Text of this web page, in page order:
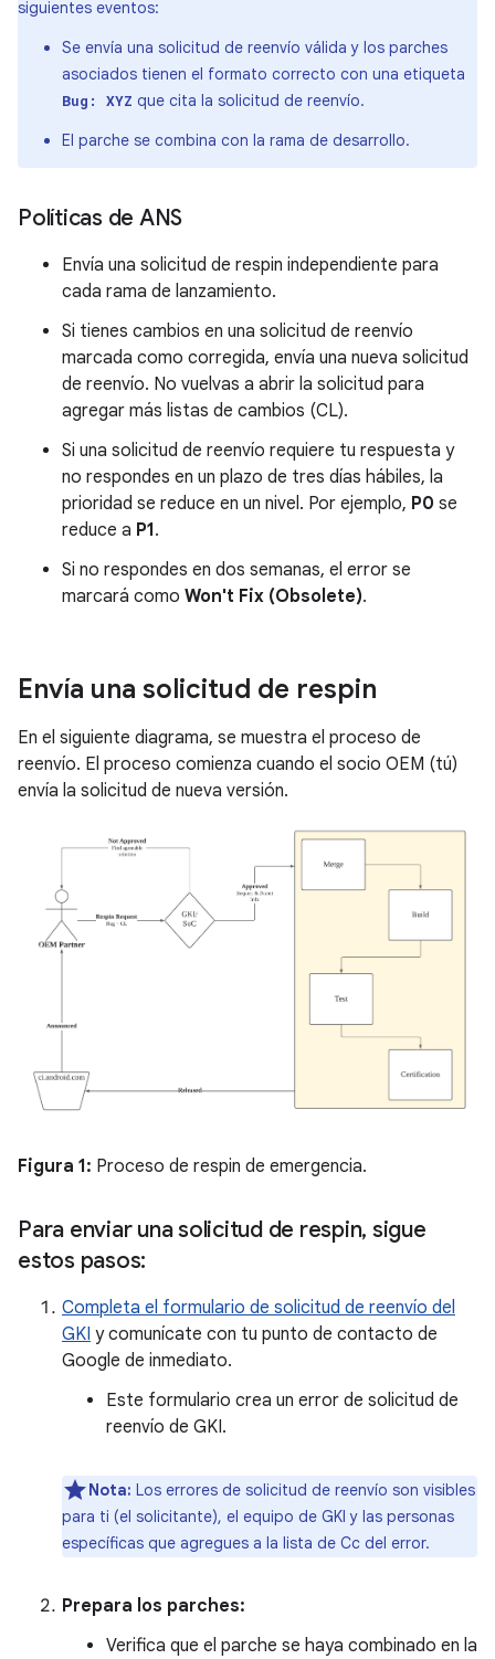
siguientes eventos:
Se envía una solicitud de reenvío válida y los parches
asociados tienen el formato correcto con una etiqueta
Bug: XYZ que cita la solicitud de reenvío.
El parche se combina con la rama de desarrollo.
Políticas de ANS
Envía una solicitud de respin independiente para
cada rama de lanzamiento.
Si tienes cambios en una solicitud de reenvío
marcada como corregida, envía una nueva solicitud
de reenvío. No vuelvas a abrir la solicitud para
agregar más listas de cambios (CL).
Si una solicitud de reenvío requiere tu respuesta y
no respondes en un plazo de tres días hábiles, la
prioridad se reduce en un nivel. Por ejemplo, P0 se
reduce a P1.
Si no respondes en dos semanas, el error se
marcará como Won't Fix (Obsolete).
Envía una solicitud de respin
En el siguiente diagrama, se muestra el proceso de
reenvío. El proceso comienza cuando el socio OEM (tú)
envía la solicitud de nueva versión.
Figura 1: Proceso de respin de emergencia.
Para enviar una solicitud de respin, sigue
estos pasos:
Completa el formulario de solicitud de reenvío del
GKI y comunícate con tu punto de contacto de
Google de inmediato.
Este formulario crea un error de solicitud de
reenvío de GKI.
Nota: Los errores de solicitud de reenvío son visibles
para ti (el solicitante), el equipo de GKI y las personas
específicas que agregues a la lista de Cc del error.
Prepara los parches:
Verifica que el parche se haya combinado en la